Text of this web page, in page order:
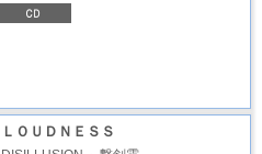
ＬＯＵＤＮＥＳＳ